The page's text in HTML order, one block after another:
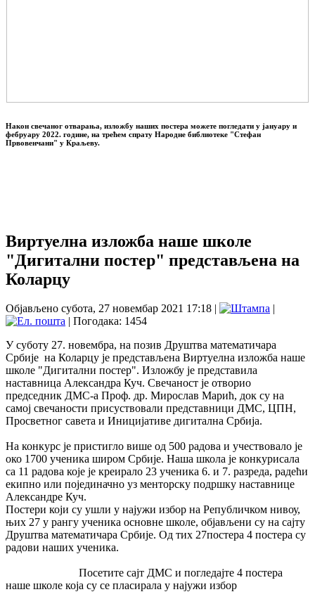
Након свечаног отварања, изложбу наших постера можете погледати у јануару и
фебруару 2022. године, на трећем спрату Народне библиотеке "Стефан
Првовенчани" у Краљеву.
Виртуелна изложба наше школе
"Дигитални постер" представљена на
Коларцу
Објављено субота, 27 новембар 2021 17:18
| Погодака: 1454
У суботу 27. новембра, на позив Друштва математичара
Србије на Коларцу је представљена Виртуелна изложба наше
школе "Дигитални постер". Изложбу је представила
наставница Александра Куч. Свечаност је отворио
председник ДМС-а Проф. др. Мирослав Марић, док су на
самој свечаности присуствовали представници ДМС, ЦПН,
Просветног савета и Иницијативе дигитална Србија.
На конкурс је пристигло више од 500 радова и учествовало је
око 1700 ученика широм Србије. Наша школа је конкурисала
са 11 радова које је креирало 23 ученика 6. и 7. разреда, радећи
екипно или појединачно уз менторску подршку наставнице
Александре Куч.
Постери који су ушли у најужи избор на Републичком нивоу,
њих 27 у рангу ученика основне школе, објављени су на сајту
Друштва математичара Србије. Од тих 27постера 4 постера су
радови наших ученика.
Посетите сајт ДМС и погледајте 4 постера
наше школе која су се пласирала у најужи избор